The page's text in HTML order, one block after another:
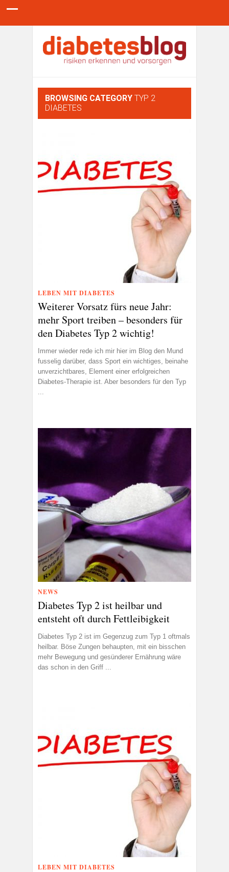
BROWSING CATEGORY TYP 2
DIABETES
LEBEN MIT DIABETES
Weiterer Vorsatz fürs neue Jahr:
mehr Sport treiben – besonders für
den Diabetes Typ 2 wichtig!
Immer wieder rede ich mir hier im Blog den Mund
fusselig darüber, dass Sport ein wichtiges, beinahe
unverzichtbares, Element einer erfolgreichen
Diabetes-Therapie ist. Aber besonders für den Typ
NEWS
Diabetes Typ 2 ist heilbar und
entsteht oft durch Fettleibigkeit
Diabetes Typ 2 ist im Gegenzug zum Typ 1 oftmals
heilbar. Böse Zungen behaupten, mit ein bisschen
mehr Bewegung und gesünderer Ernährung wäre
das schon in den Griff ...
LEBEN MIT DIABETES